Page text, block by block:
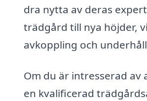
dra nytta av deras
trädgård till nya höjder,
avkoppling och
Om du är intresserad
en kvalificerad